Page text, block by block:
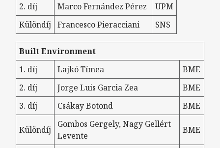
2. díj
Marco Fernández Pérez
UPM
Különdíj
Francesco Pieracciani SNS
Built Environment
1. díj
Lajkó Tímea
BME
2. díj
Jorge Luis Garcia Zea
BME
3. díj
Csákay Botond BME
Különdíj
Gombos Gergely, Nagy Gellért
Levente
BME